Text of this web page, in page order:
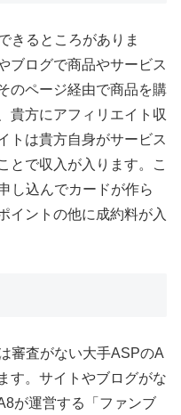
きるところがありま
ブログで商品やサービス
のページ経由で商品を購
貴方にアフィリエイト収
トは貴方自身がサービス
とで収入が入ります。こ
し込んでカードが作ら
イントの他に成約料が入
審査がない大手ASPのA
す。サイトやブログがな
が運営する「ファンブ